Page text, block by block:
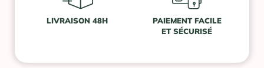
LIVRAISON 48H
PAIEMENT FACILE
ET SÉCURISÉ